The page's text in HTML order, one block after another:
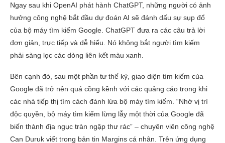
Ngay sau khi OpenAI phát hành ChatGPT, những người có ảnh
hưởng công nghệ bắt đầu dự đoán AI sẽ đánh dấu sự sụp đổ
của bộ máy tìm kiếm Google. ChatGPT đưa ra các câu trả lời
đơn giản, trực tiếp và dễ hiểu. Nó không bắt người tìm kiếm
phải sàng lọc các dòng liên kết màu xanh.
Bên cạnh đó, sau một phần tư thế kỷ, giao diện tìm kiếm của
Google đã trở nên quá cồng kềnh với các quảng cáo trong khi
các nhà tiếp thị tìm cách đánh lừa bộ máy tìm kiếm. “Nhờ vị trí
độc quyền, bộ máy tìm kiếm lừng lẫy một thời của Google đã
biến thành địa ngục tràn ngập thư rác” – chuyên viên công nghệ
Can Duruk viết trong bản tin Margins cá nhân. Trên ứng dụng